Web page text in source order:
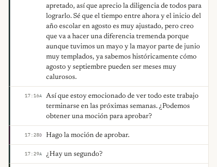
apretado, así que aprecio la diligencia de todos para
lograrlo. Sé que el tiempo entre ahora y el inicio del
año escolar en agosto es muy ajustado, pero creo
que va a hacer una diferencia tremenda porque
aunque tuvimos un mayo y la mayor parte de junio
muy templados, ya sabemos históricamente cómo
agosto y septiembre pueden ser meses muy
calurosos.
17:16A
Así que estoy emocionado de ver todo este trabajo
terminarse en las próximas semanas. ¿Podemos
obtener una moción para aprobar?
17:28D Hago la moción de aprobar.
17:29A ¿Hay un segundo?